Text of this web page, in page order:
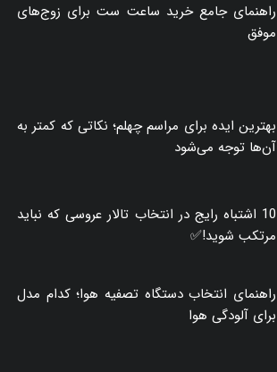
راهنمای جامع خرید ساعت ست برای زوج‌های
موفق
بهترین ایده برای مراسم چهلم؛ نکاتی که کمتر به
آن‌ها توجه می‌شود
10 اشتباه رایج در انتخاب تالار عروسی که نباید
مرتکب شوید!✅
راهنمای انتخاب دستگاه تصفیه هوا؛ کدام مدل
برای آلودگی هوا